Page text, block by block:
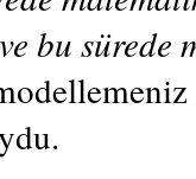
bu sürede